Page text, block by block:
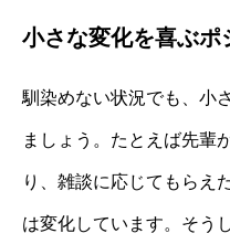
小さな変化を喜ぶポ
馴染めない状況でも、小
ましょう。たとえば先輩
り、雑談に応じてもらえ
は変化しています。そう